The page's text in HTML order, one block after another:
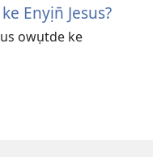
Enyịn̄ Jesus?
owụtde ke